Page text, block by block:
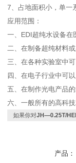
7、占地面积小，单一
应用范围：
一、EDI超纯水设备在
二、在制备超纯材料
三、在各种实验室中
四、在电子行业中可
五、在制作光电产品
六、一般所有的高科
如果你对JH—0.25T/
产品：